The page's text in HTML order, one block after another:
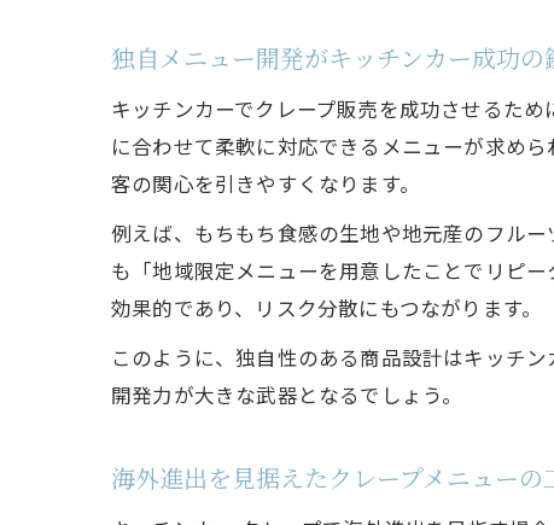
独自メニュー開発がキッチンカー成功の
キッチンカーでクレープ販売を成功させるた
に合わせて柔軟に対応できるメニューが求め
客の関心を引きやすくなります。
例えば、もちもち食感の生地や地元産のフル
も「地域限定メニューを用意したことでリピ
効果的であり、リスク分散にもつながります。
このように、独自性のある商品設計はキッチ
開発力が大きな武器となるでしょう。
海外進出を見据えたクレープメニューの